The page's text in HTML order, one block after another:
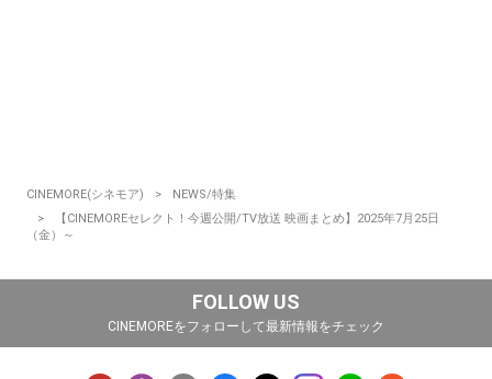
CINEMORE(シネモア)
NEWS/特集
【CINEMOREセレクト！今週公開/TV放送 映画まとめ】2025年7月25日
（金）～
FOLLOW US
CINEMOREをフォローして最新情報をチェック